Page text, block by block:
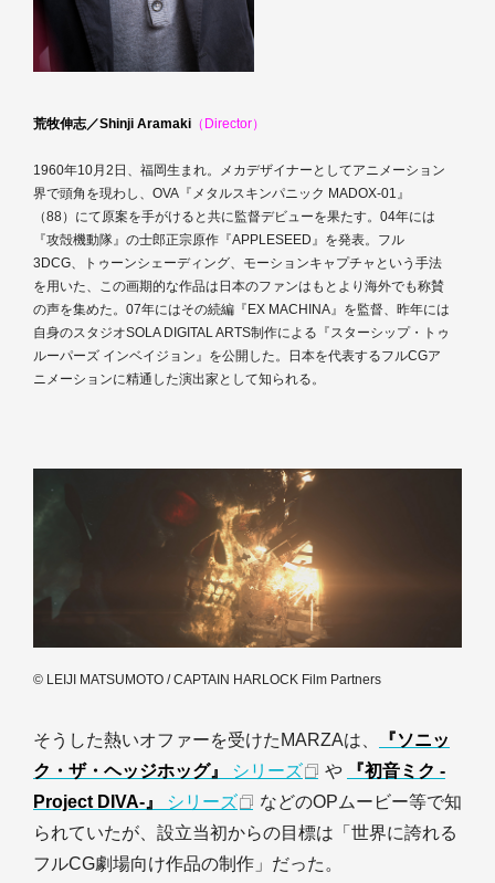
荒牧伸志／Shinji Aramaki （Director）
1960年10月2日、福岡生まれ。メカデザイナーとしてアニメーション
界で頭角を現わし、OVA『メタルスキンパニック MADOX-01』
（88）にて原案を手がけると共に監督デビューを果たす。04年には
『攻殻機動隊』の士郎正宗原作『APPLESEED』を発表。フル
3DCG、トゥーンシェーディング、モーションキャプチャという手法
を用いた、この画期的な作品は日本のファンはもとより海外でも称賛
の声を集めた。07年にはその続編『EX MACHINA』を監督、昨年には
自身のスタジオSOLA DIGITAL ARTS制作による『スターシップ・トゥ
ルーパーズ インベイジョン』を公開した。日本を代表するフルCGア
ニメーションに精通した演出家として知られる。
© LEIJI MATSUMOTO / CAPTAIN HARLOCK Film Partners
そうした熱いオファーを受けたMARZAは、
『ソニッ
ク・ザ・ヘッジホッグ』
シリーズ や
『初音ミク -
Project DIVA-』
シリーズ
などのOPムービー等で知
られていたが、設立当初からの目標は「世界に誇れる
フルCG劇場向け作品の制作」だった。